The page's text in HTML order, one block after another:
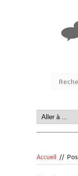
Accueil //